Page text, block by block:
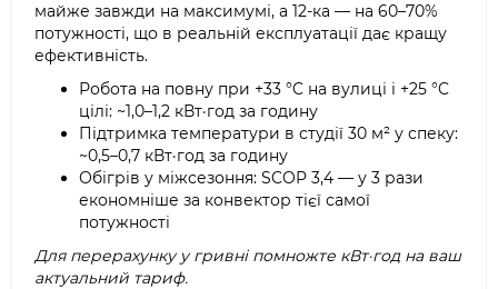
майже завжди на максимумі, а 12-ка — на 60–70%
потужності, що в реальній експлуатації дає кращу
ефективність.
Робота на повну при +33 °C на вулиці і +25 °C
цілі: ~1,0–1,2 кВт·год за годину
Підтримка температури в студії 30 м² у спеку:
~0,5–0,7 кВт·год за годину
Обігрів у міжсезоння: SCOP 3,4 — у 3 рази
економніше за конвектор тієї самої
потужності
Для перерахунку у гривні помножте кВт·год на ваш
актуальний тариф.